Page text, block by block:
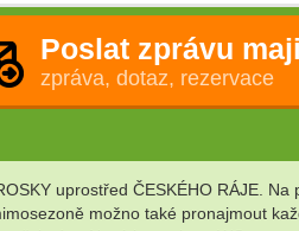
Poslat zprávu
zpráva, dotaz, rezervace
uprostřed ČESKÉHO RÁJE.
možno také pronajmout